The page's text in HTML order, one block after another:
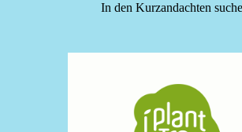
In den Kurzandachten